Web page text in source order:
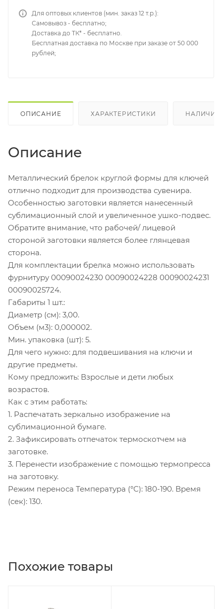
Для оптовых клиентов (мин. заказ 12 т.р.):
Самовывоз - бесплатно;
Доставка до ТК* - бесплатно.
Бесплатная доставка по Москве при заказе от 50 000
рублей;
ОПИСАНИЕ ХАРАКТЕРИСТИКИ НАЛИЧИЕ
Описание
Металлический брелок круглой формы для ключей
отлично подходит для производства сувенира.
Особенностью заготовки является нанесенный
сублимационный слой и увеличенное ушко-подвес.
Обратите внимание, что рабочей/ лицевой
стороной заготовки является более глянцевая
сторона.
Для комплектации брелка можно использовать
фурнитуру 00090024230 00090024228 00090024231
00090025724.
Габариты 1 шт.:
Диаметр (см): 3,00.
Объем (м3): 0,000002.
Мин. упаковка (шт): 5.
Для чего нужно: для подвешивания на ключи и
другие предметы.
Кому предложить: Взрослые и дети любых
возрастов.
Как с этим работать:
1. Распечатать зеркально изображение на
сублимационной бумаге.
2. Зафиксировать отпечаток термоскотчем на
заготовке.
3. Перенести изображение с помощью термопресса
на заготовку.
Режим переноса Температура (°С): 180-190. Время
(сек): 130.
Похожие товары